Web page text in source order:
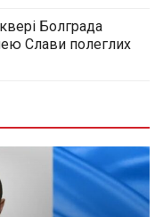
Болграда
Слави полеглих